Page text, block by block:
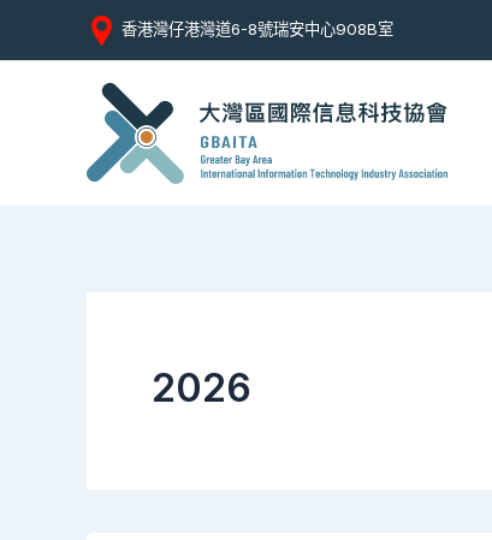
香港灣仔港灣道6-8號瑞安中心908B室
2026